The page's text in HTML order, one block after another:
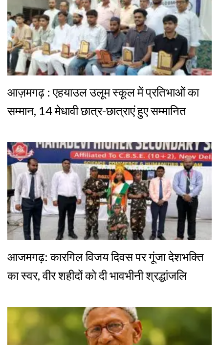
आज़मगढ़ : एहयाउल उलूम स्कूल में प्रतिभाओं का
सम्मान, 14 मेधावी छात्र-छात्राएं हुए सम्मानित
आजमगढ़: कारगिल विजय दिवस पर गूंजा देशभक्ति
का स्वर, वीर शहीदों को दी भावभीनी श्रद्धांजलि